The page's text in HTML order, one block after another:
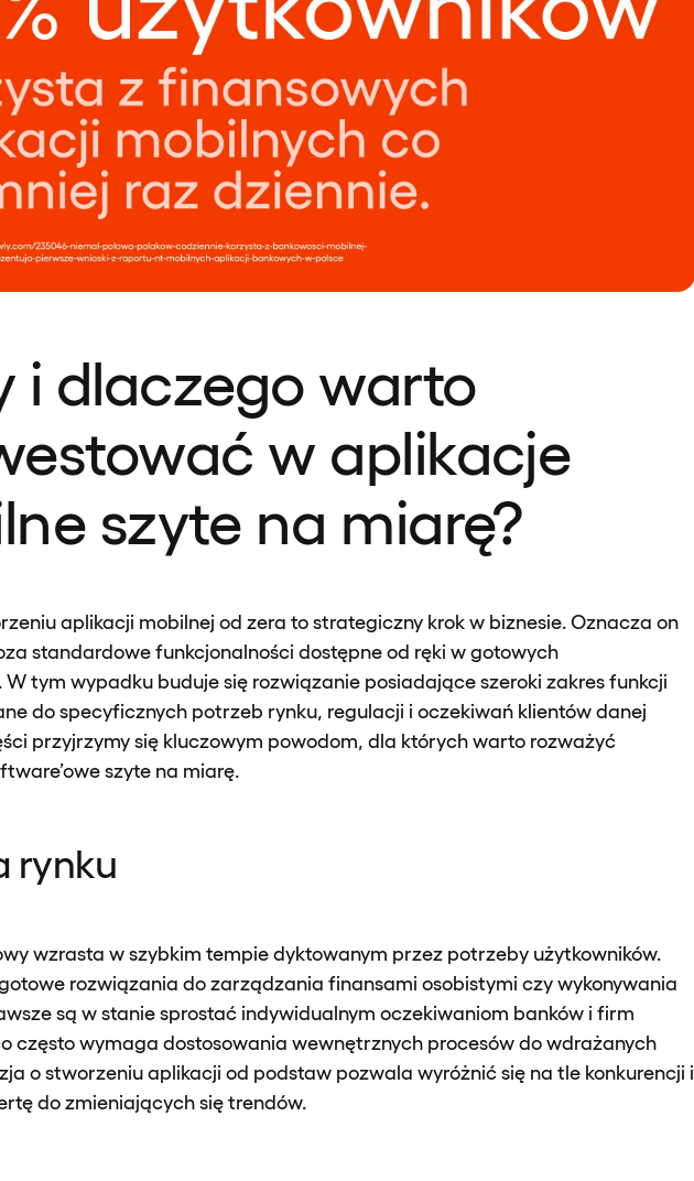
i dlaczego warto
w aplikacje
szyte na miarę?
aplikacji mobilnej od zera to strategiczny krok w biznesie. Oznacza on
standardowe funkcjonalności dostępne od ręki w gotowych
tym wypadku buduje się rozwiązanie posiadające szeroki zakres funkcji
do specyficznych potrzeb rynku, regulacji i oczekiwań klientów danej
przyjrzymy się kluczowym powodom, dla których warto rozważyć
szyte na miarę.
rynku
wzrasta w szybkim tempie dyktowanym przez potrzeby użytkowników.
rozwiązania do zarządzania finansami osobistymi czy wykonywania
są w stanie sprostać indywidualnym oczekiwaniom banków i firm
często wymaga dostosowania wewnętrznych procesów do wdrażanych
o stworzeniu aplikacji od podstaw pozwala wyróżnić się na tle konkurencji i
do zmieniających się trendów.